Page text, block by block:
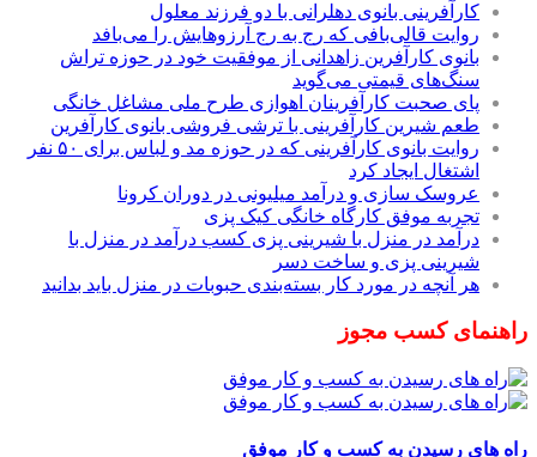
کارآفرینی بانوی دهلرانی با دو فرزند معلول
روایت قالی‌بافی که رج به رج آرزوهایش را می‌بافد
بانوی کارآفرین زاهدانی از موفقیت خود در حوزه تراش
سنگ‌های قیمتی می‌گوید
پای صحبت کارآفرینان اهوازی طرح ملی مشاغل خانگی
طعم شیرین کارآفرینی با ترشی فروشی بانوی کارآفرین
روایت بانوی کارآفرینی که در حوزه مد و لباس برای ۵۰ نفر
اشتغال ایجاد کرد
عروسک سازی و درآمد میلیونی در دوران کرونا
تجربه موفق کارگاه خانگی کیک پزی
درآمد در منزل با شیرینی پزی کسب درآمد در منزل با
شیرینی پزی و ساخت دسر
هر آنچه در مورد کار بسته‌بندی حبوبات در منزل باید بدانید
راهنمای کسب مجوز
راه های رسیدن به کسب و کار موفق